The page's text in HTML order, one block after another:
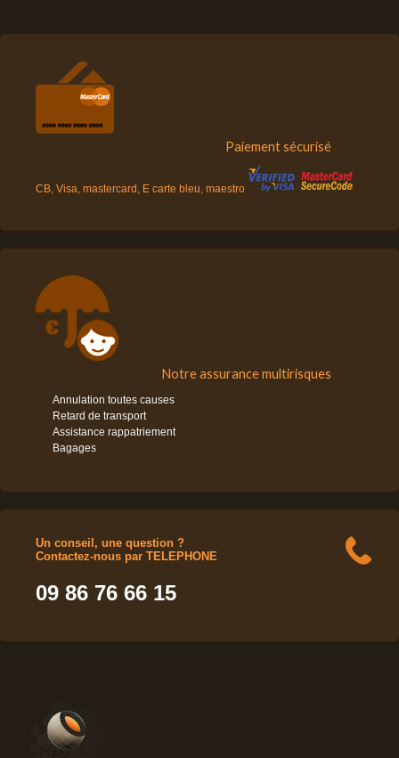
Paiement sécurisé
CB, Visa, mastercard, E carte bleu, maestro
Notre assurance multirisques
Annulation toutes causes
Retard de transport
Assistance rappatriement
Bagages
Un conseil, une question ?
Contactez-nous par TELEPHONE
09 86 76 66 15